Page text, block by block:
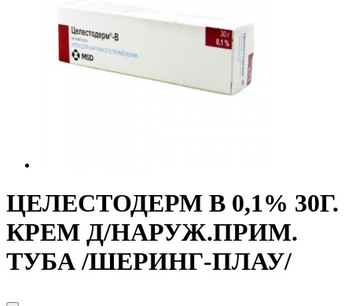
ЦЕЛЕСТОДЕРМ В 0,1% 30Г.
КРЕМ Д/НАРУЖ.ПРИМ.
ТУБА /ШЕРИНГ-ПЛАУ/